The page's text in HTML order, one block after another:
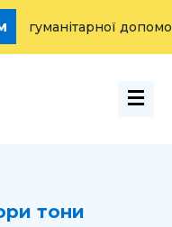
допомоги
тони